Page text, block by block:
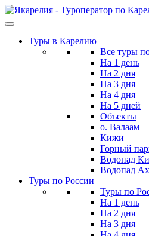
Skip
to
contentТуры в Карелию
Все туры
На 1 день
На 2 дня
На 3 дня
На 4 дня
На 5 дней
Объекты
о. Валаам
Кижи
Горный
Водопад
Водопад
Туры по России
Туры по
На 1 день
На 2 дня
На 3 дня